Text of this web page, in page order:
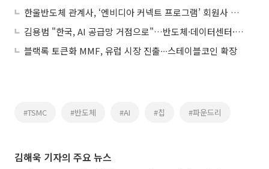
한울반도체 관계사, ‘엔비디아 커넥트 프로그램’ 회원사 선정…글로벌 AI 영토 확장
김용범 "한국, AI 공급망 거점으로"…반도체·데이터센터·로봇 묶는 '프로젝트 트리니티' 구상
블랙록 토큰화 MMF, 유럽 시장 진출∙∙∙스테이블코인 확장
#TSMC #반도체 #AI #칩 #파운드리
김해욱 기자의 주요 뉴스